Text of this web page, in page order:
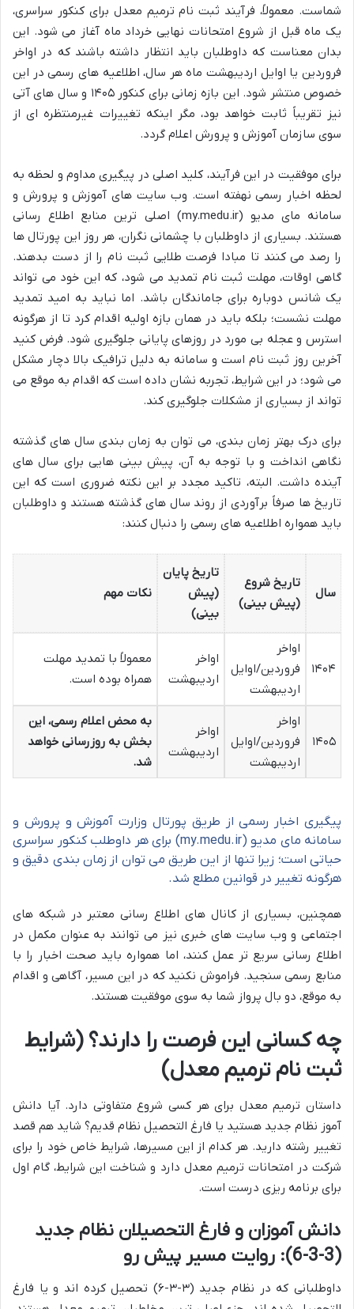
شماست. معمولاً، فرآیند ثبت نام ترمیم معدل برای کنکور سراسری،
یک ماه قبل از شروع امتحانات نهایی خرداد ماه آغاز می شود. این
بدان معناست که داوطلبان باید انتظار داشته باشند که در اواخر
فروردین یا اوایل اردیبهشت ماه هر سال، اطلاعیه های رسمی در این
خصوص منتشر شود. این بازه زمانی برای کنکور ۱۴۰۵ و سال های آتی
نیز تقریباً ثابت خواهد بود، مگر اینکه تغییرات غیرمنتظره ای از
سوی سازمان آموزش و پرورش اعلام گردد.
برای موفقیت در این فرآیند، کلید اصلی در پیگیری مداوم و لحظه به
لحظه اخبار رسمی نهفته است. وب سایت های آموزش و پرورش و
سامانه مای مدیو (my.medu.ir) اصلی ترین منابع اطلاع رسانی
هستند. بسیاری از داوطلبان با چشمانی نگران، هر روز این پورتال ها
را رصد می کنند تا مبادا فرصت طلایی ثبت نام را از دست بدهند.
گاهی اوقات، مهلت ثبت نام تمدید می شود، که این خود می تواند
یک شانس دوباره برای جاماندگان باشد. اما نباید به امید تمدید
مهلت نشست؛ بلکه باید در همان بازه اولیه اقدام کرد تا از هرگونه
استرس و عجله بی مورد در روزهای پایانی جلوگیری شود. فرض کنید
آخرین روز ثبت نام است و سامانه به دلیل ترافیک بالا دچار مشکل
می شود؛ در این شرایط، تجربه نشان داده است که اقدام به موقع می
تواند از بسیاری از مشکلات جلوگیری کند.
برای درک بهتر زمان بندی، می توان به زمان بندی سال های گذشته
نگاهی انداخت و با توجه به آن، پیش بینی هایی برای سال های
آینده داشت. البته، تاکید مجدد بر این نکته ضروری است که این
تاریخ ها صرفاً برآوردی از روند سال های گذشته هستند و داوطلبان
باید همواره اطلاعیه های رسمی را دنبال کنند:
سال
تاریخ شروع
(پیش بینی)
تاریخ پایان
(پیش
بینی)
نکات مهم
۱۴۰۴
اواخر
فروردین/اوایل
اردیبهشت
اواخر
اردیبهشت
معمولاً با تمدید مهلت
همراه بوده است.
۱۴۰۵
اواخر
فروردین/اوایل
اردیبهشت
اواخر
اردیبهشت
به محض اعلام رسمی، این
بخش به روزرسانی خواهد
شد.
پیگیری اخبار رسمی از طریق پورتال وزارت آموزش و پرورش و
سامانه مای مدیو (my.medu.ir) برای هر داوطلب کنکور سراسری
حیاتی است؛ زیرا تنها از این طریق می توان از زمان بندی دقیق و
هرگونه تغییر در قوانین مطلع شد.
همچنین، بسیاری از کانال های اطلاع رسانی معتبر در شبکه های
اجتماعی و وب سایت های خبری نیز می توانند به عنوان مکمل در
اطلاع رسانی سریع تر عمل کنند، اما همواره باید صحت اخبار را با
منابع رسمی سنجید. فراموش نکنید که در این مسیر، آگاهی و اقدام
به موقع، دو بال پرواز شما به سوی موفقیت هستند.
چه کسانی این فرصت را دارند؟ (شرایط
ثبت نام ترمیم معدل)
داستان ترمیم معدل برای هر کسی شروع متفاوتی دارد. آیا دانش
آموز نظام جدید هستید یا فارغ التحصیل نظام قدیم؟ شاید هم قصد
تغییر رشته دارید. هر کدام از این مسیرها، شرایط خاص خود را برای
شرکت در امتحانات ترمیم معدل دارد و شناخت این شرایط، گام اول
برای برنامه ریزی درست است.
دانش آموزان و فارغ التحصیلان نظام جدید
(3-3-6): روایت مسیر پیش رو
داوطلبانی که در نظام جدید (۳-۳-۶) تحصیل کرده اند و یا فارغ